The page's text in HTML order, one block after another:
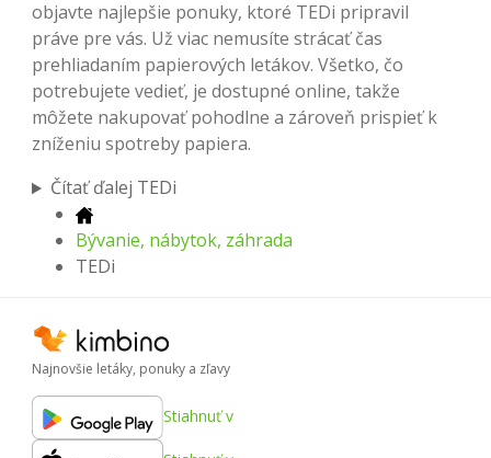
objavte najlepšie ponuky, ktoré TEDi pripravil
práve pre vás. Už viac nemusíte strácať čas
prehliadaním papierových letákov. Všetko, čo
potrebujete vedieť, je dostupné online, takže
môžete nakupovať pohodlne a zároveň prispieť k
zníženiu spotreby papiera.
Čítať ďalej TEDi
Bývanie, nábytok, záhrada
TEDi
Najnovšie letáky, ponuky a zľavy
Stiahnuť v